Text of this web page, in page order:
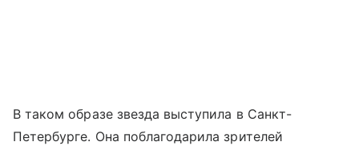
В таком образе звезда выступила в Санкт-
Петербурге. Она поблагодарила зрителей